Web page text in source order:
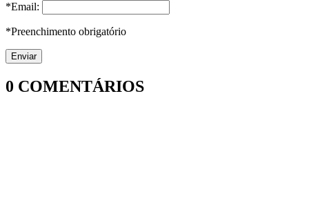
*Email:
*Preenchimento obrigatório
0 COMENTÁRIOS